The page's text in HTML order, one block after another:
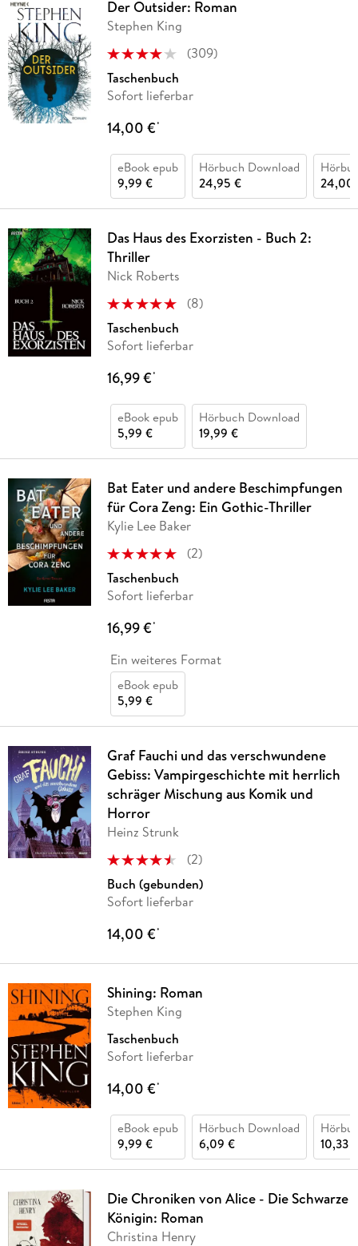
Der Outsider: Roman
Stephen King
(309)
Taschenbuch
Sofort lieferbar
14,00 €*
eBook epub
9,99 €
Hörbuch Download
24,95 €
24,00
Das Haus des Exorzisten - Buch 2:
Thriller
Nick Roberts
(8)
Taschenbuch
Sofort lieferbar
16,99 €*
eBook epub
5,99 €
Hörbuch Download
19,99 €
Bat Eater und andere Beschimpfungen
für Cora Zeng: Ein Gothic-Thriller
Kylie Lee Baker
(2)
Taschenbuch
Sofort lieferbar
16,99 €*
Ein weiteres Format
eBook epub
5,99 €
Graf Fauchi und das verschwundene
Gebiss: Vampirgeschichte mit herrlich
schräger Mischung aus Komik und
Horror
Heinz Strunk
(2)
Buch (gebunden)
Sofort lieferbar
14,00 €*
Shining: Roman
Stephen King
Taschenbuch
Sofort lieferbar
14,00 €*
eBook epub
9,99 €
Hörbuch Download
6,09 €
10,33 €
Die Chroniken von Alice - Die Schwarze
Königin: Roman
Christina Henry